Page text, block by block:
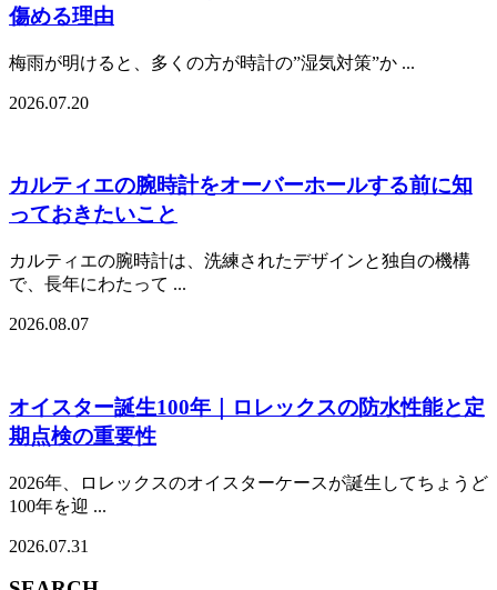
傷める理由
梅雨が明けると、多くの方が時計の”湿気対策”か ...
2026.07.20
カルティエの腕時計をオーバーホールする前に知
っておきたいこと
カルティエの腕時計は、洗練されたデザインと独自の機構
で、長年にわたって ...
2026.08.07
オイスター誕生100年｜ロレックスの防水性能と定
期点検の重要性
2026年、ロレックスのオイスターケースが誕生してちょうど
100年を迎 ...
2026.07.31